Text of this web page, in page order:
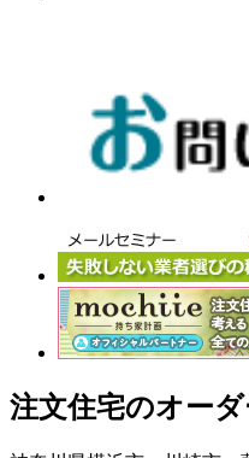
注文住宅のオー